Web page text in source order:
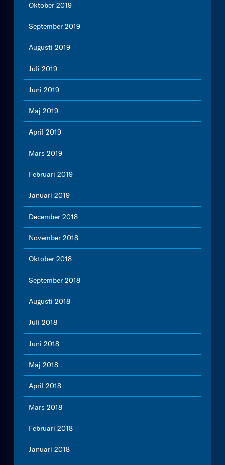
Oktober 2019
September 2019
Augusti 2019
Juli 2019
Juni 2019
Maj 2019
April 2019
Mars 2019
Februari 2019
Januari 2019
December 2018
November 2018
Oktober 2018
September 2018
Augusti 2018
Juli 2018
Juni 2018
Maj 2018
April 2018
Mars 2018
Februari 2018
Januari 2018